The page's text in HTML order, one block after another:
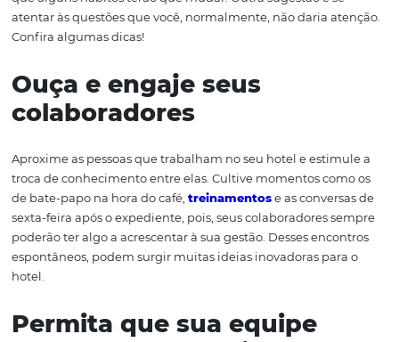
Segundo oSebrae, o conhecimento é o maior capital da
desenvolvendo produtos, serviços e novas ideias. A
conhecimento é fundamental para o seu hotel deter
meio dela, é possível compartilhar, colaborar,
proteger todos os dados importantes para os processos
negócio. Não será necessário se preocupar, por
prejuízo de perder conhecimento com a demissão de
colaborador. Para aplicá-la, primeiramente, é preciso
maneira de tratar a informação no dia a dia. É essencial
atentar às questões que você, normalmente, não daria
Confira algumas dicas!